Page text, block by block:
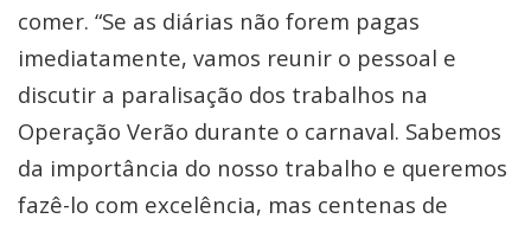
comer. “Se as diárias não forem pagas
imediatamente, vamos reunir o pessoal e
discutir a paralisação dos trabalhos na
Operação Verão durante o carnaval. Sabemos
da importância do nosso trabalho e queremos
fazê-lo com excelência, mas centenas de